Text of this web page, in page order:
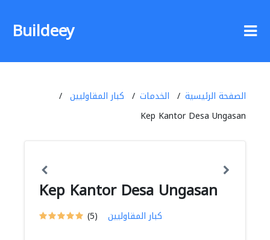
Buildeey
الصفحة الرئيسية الخدمات
كبار المقاوليين
Kep Kantor Desa Ungasan
Kep Kantor Desa Ungasan
(5) كبار المقاوليين